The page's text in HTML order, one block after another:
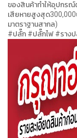
ของสินค้าทำให้อุปกร
เสียหายสูงสุด300,000
มาตราฐานสากล)
#ปลั๊ก #ปลั๊กไฟ #ราง